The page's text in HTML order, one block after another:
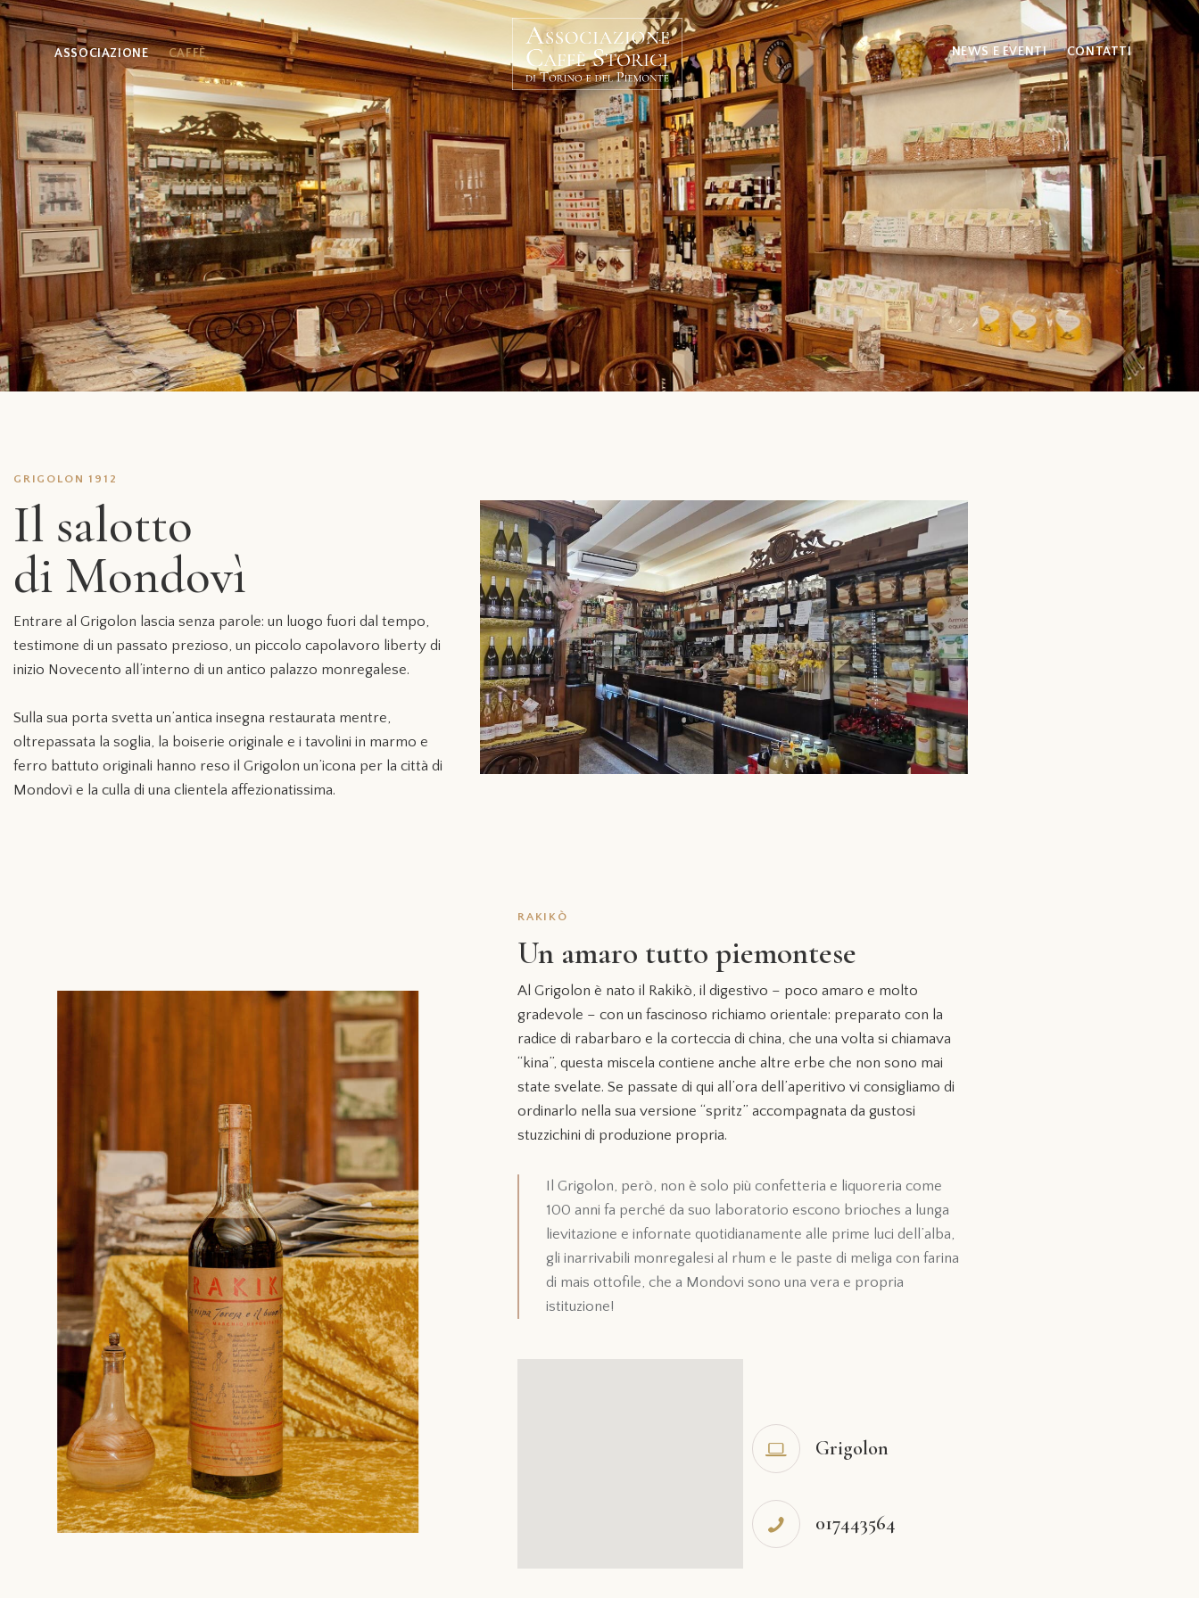
ASSOCIAZIONE CAFFÈ NEWS E EVENTI CONTATTI
GRIGOLON 1912
Il salotto
di Mondovì
Entrare al Grigolon lascia senza parole: un luogo fuori dal tempo,
testimone di un passato prezioso, un piccolo capolavoro liberty di
inizio Novecento all’interno di un antico palazzo monregalese.
Sulla sua porta svetta un’antica insegna restaurata mentre,
oltrepassata la soglia, la boiserie originale e i tavolini in marmo e
ferro battuto originali hanno reso il Grigolon un’icona per la città di
Mondovì e la culla di una clientela affezionatissima.
RAKIKÒ
Un amaro tutto piemontese
Al Grigolon è nato il Rakikò, il digestivo – poco amaro e molto
gradevole – con un fascinoso richiamo orientale: preparato con la
radice di rabarbaro e la corteccia di china, che una volta si chiamava
“kina”, questa miscela contiene anche altre erbe che non sono mai
state svelate. Se passate di qui all’ora dell’aperitivo vi consigliamo di
ordinarlo nella sua versione “spritz” accompagnata da gustosi
stuzzichini di produzione propria.
Il Grigolon, però, non è solo più confetteria e liquoreria come
100 anni fa perché da suo laboratorio escono brioches a lunga
lievitazione e infornate quotidianamente alle prime luci dell’alba,
gli inarrivabili monregalesi al rhum e le paste di meliga con farina
di mais ottofile, che a Mondovi sono una vera e propria
istituzione!
Grigolon
017443564